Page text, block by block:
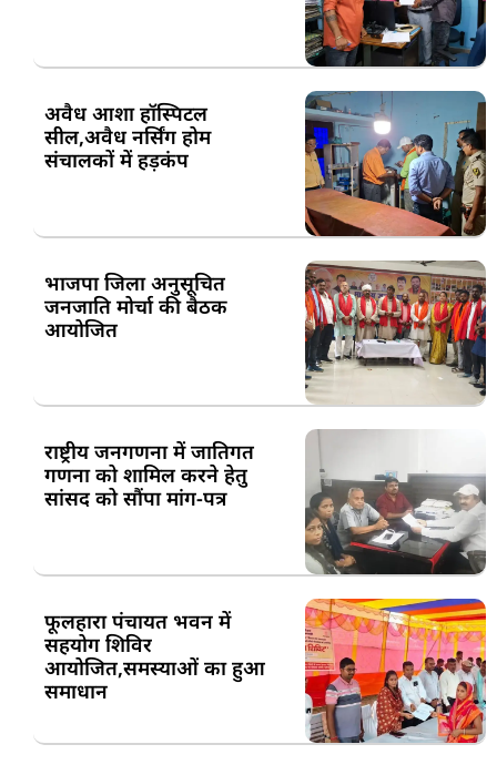
अवैध आशा हॉस्पिटल
सील,अवैध नर्सिंग होम
संचालकों में हड़कंप
भाजपा जिला अनुसूचित
जनजाति मोर्चा की बैठक
आयोजित
राष्ट्रीय जनगणना में जातिगत
गणना को शामिल करने हेतु
सांसद को सौंपा मांग-पत्र
फूलहारा पंचायत भवन में
सहयोग शिविर
आयोजित,समस्याओं का हुआ
समाधान